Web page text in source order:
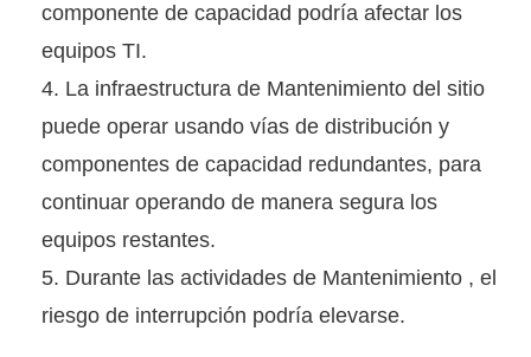
componente de capacidad podría afectar los
equipos TI.
La infraestructura de Mantenimiento del sitio
puede operar usando vías de distribución y
componentes de capacidad redundantes, para
continuar operando de manera segura los
equipos restantes.
Durante las actividades de Mantenimiento , el
riesgo de interrupción podría elevarse.